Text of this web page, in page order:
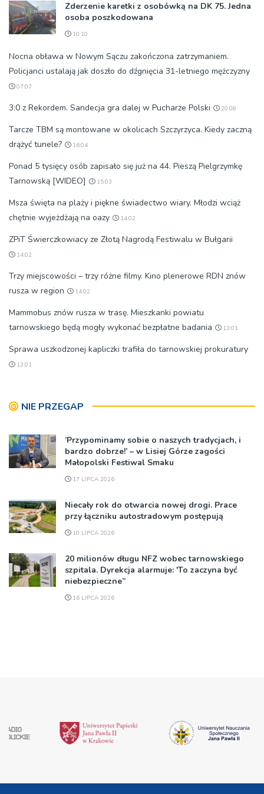
Zderzenie karetki z osobówką na DK 75. Jedna
osoba poszkodowana
10:10
Nocna obława w Nowym Sączu zakończona zatrzymaniem.
Policjanci ustalają jak doszło do dźgnięcia 31-letniego mężczyzny
07:07
3:0 z Rekordem. Sandecja gra dalej w Pucharze Polski 20:08
Tarcze TBM są montowane w okolicach Szczyrzyca. Kiedy zaczną
drążyć tunele?
16:04
Ponad 5 tysięcy osób zapisało się już na 44. Pieszą Pielgrzymkę
Tarnowską [WIDEO]
15:03
Msza święta na plaży i piękne świadectwo wiary. Młodzi wciąż
chętnie wyjeżdżają na oazy
14:02
ZPiT Świerczkowiacy ze Złotą Nagrodą Festiwalu w Bułgarii
14:02
Trzy miejscowości – trzy różne filmy. Kino plenerowe RDN znów
rusza w region
14:02
Mammobus znów rusza w trasę. Mieszkanki powiatu
tarnowskiego będą mogły wykonać bezpłatne badania
13:01
Sprawa uszkodzonej kapliczki trafiła do tarnowskiej prokuratury
13:01
NIE PRZEGAP
’Przypominamy sobie o naszych tradycjach, i
bardzo dobrze!’ – w Lisiej Górze zagości
Małopolski Festiwal Smaku
17 LIPCA 2026
Niecały rok do otwarcia nowej drogi. Prace
przy łączniku autostradowym postępują
10 LIPCA 2026
20 milionów długu NFZ wobec tarnowskiego
szpitala. Dyrekcja alarmuje: 'To zaczyna być
niebezpieczne”
16 LIPCA 2026